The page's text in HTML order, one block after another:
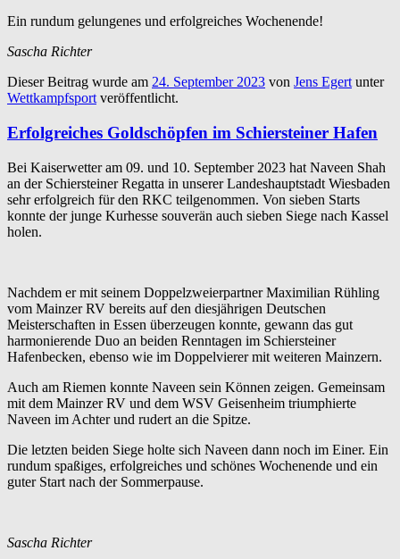
Ein rundum gelungenes und erfolgreiches Wochenende!
Sascha Richter
Dieser Beitrag wurde am 24. September 2023 von Jens Egert unter
Wettkampfsport veröffentlicht.
Erfolgreiches Goldschöpfen im Schiersteiner Hafen
Bei Kaiserwetter am 09. und 10. September 2023 hat Naveen Shah
an der Schiersteiner Regatta in unserer Landeshauptstadt Wiesbaden
sehr erfolgreich für den RKC teilgenommen. Von sieben Starts
konnte der junge Kurhesse souverän auch sieben Siege nach Kassel
holen.
Nachdem er mit seinem Doppelzweierpartner Maximilian Rühling
vom Mainzer RV bereits auf den diesjährigen Deutschen
Meisterschaften in Essen überzeugen konnte, gewann das gut
harmonierende Duo an beiden Renntagen im Schiersteiner
Hafenbecken, ebenso wie im Doppelvierer mit weiteren Mainzern.
Auch am Riemen konnte Naveen sein Können zeigen. Gemeinsam
mit dem Mainzer RV und dem WSV Geisenheim triumphierte
Naveen im Achter und rudert an die Spitze.
Die letzten beiden Siege holte sich Naveen dann noch im Einer. Ein
rundum spaßiges, erfolgreiches und schönes Wochenende und ein
guter Start nach der Sommerpause.
Sascha Richter